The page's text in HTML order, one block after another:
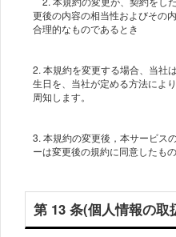
更後の内容の相当性およびその
2. 本規約を変更する場合、当社
生日を、当社が定める方法によ
3. 本規約の変更後，本サービス
ーは変更後の規約に同意したもの
第 13 条(個人情報の取